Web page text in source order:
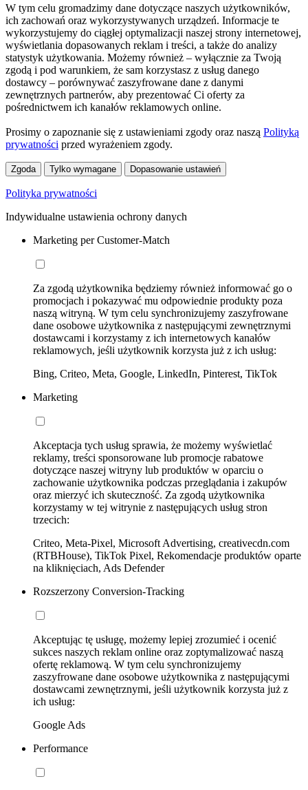
W tym celu gromadzimy dane dotyczące naszych użytkowników,
ich zachowań oraz wykorzystywanych urządzeń. Informacje te
wykorzystujemy do ciągłej optymalizacji naszej strony internetowej,
wyświetlania dopasowanych reklam i treści, a także do analizy
statystyk użytkowania. Możemy również – wyłącznie za Twoją
zgodą i pod warunkiem, że sam korzystasz z usług danego
dostawcy – porównywać zaszyfrowane dane z danymi
zewnętrznych partnerów, aby prezentować Ci oferty za
pośrednictwem ich kanałów reklamowych online.
Prosimy o zapoznanie się z ustawieniami zgody oraz naszą Polityką
prywatności przed wyrażeniem zgody.
Zgoda Tylko wymagane Dopasowanie ustawień
Polityka prywatności
Indywidualne ustawienia ochrony danych
Marketing per Customer-Match
Za zgodą użytkownika będziemy również informować go o
promocjach i pokazywać mu odpowiednie produkty poza
naszą witryną. W tym celu synchronizujemy zaszyfrowane
dane osobowe użytkownika z następującymi zewnętrznymi
dostawcami i korzystamy z ich internetowych kanałów
reklamowych, jeśli użytkownik korzysta już z ich usług:
Bing, Criteo, Meta, Google, LinkedIn, Pinterest, TikTok
Marketing
Akceptacja tych usług sprawia, że możemy wyświetlać
reklamy, treści sponsorowane lub promocje rabatowe
dotyczące naszej witryny lub produktów w oparciu o
zachowanie użytkownika podczas przeglądania i zakupów
oraz mierzyć ich skuteczność. Za zgodą użytkownika
korzystamy w tej witrynie z następujących usług stron
trzecich:
Criteo, Meta-Pixel, Microsoft Advertising, creativecdn.com
(RTBHouse), TikTok Pixel, Rekomendacje produktów oparte
na kliknięciach, Ads Defender
Rozszerzony Conversion-Tracking
Akceptując tę usługę, możemy lepiej zrozumieć i ocenić
sukces naszych reklam online oraz zoptymalizować naszą
ofertę reklamową. W tym celu synchronizujemy
zaszyfrowane dane osobowe użytkownika z następującymi
dostawcami zewnętrznymi, jeśli użytkownik korzysta już z
ich usług:
Google Ads
Performance